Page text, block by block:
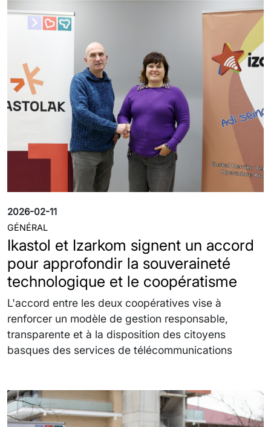
Irudia
2026-02-11
GÉNÉRAL
Ikastol et Izarkom signent un accord
pour approfondir la souveraineté
technologique et le coopératisme
L'accord entre les deux coopératives vise à
renforcer un modèle de gestion responsable,
transparente et à la disposition des citoyens
basques des services de télécommunications
Irudia